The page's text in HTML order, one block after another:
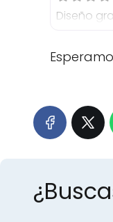
Diseño